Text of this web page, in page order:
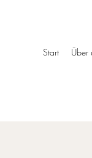
Start Über